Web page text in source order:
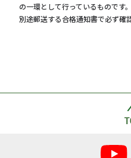
の一環として行っているものです。
別途郵送する合格通知書で必ず確